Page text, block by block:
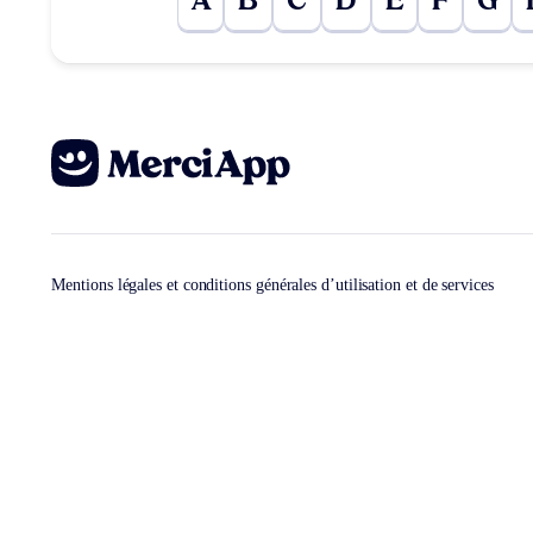
Mentions légales et conditions générales d’utilisation et de services